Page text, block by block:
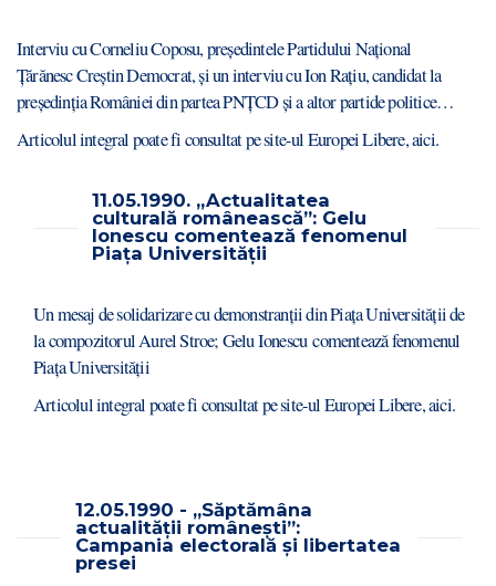
Interviu cu Corneliu Coposu, președintele Partidului Național
Țărănesc Creștin Democrat, și un interviu cu Ion Rațiu, candidat la
președinția României din partea PNȚCD și a altor partide politice…
Articolul integral poate fi consultat pe site-ul Europei Libere,aici.
11.05.1990. „Actualitatea
culturală românească”: Gelu
Ionescu comentează fenomenul
Piața Universității
Un mesaj de solidarizare cu demonstranții din Piața Universității de
la compozitorul Aurel Stroe; Gelu Ionescu comentează fenomenul
Piața Universității
Articolul integral poate fi consultat pe site-ul Europei Libere,aici.
12.05.1990 - „Săptămâna
actualității românești”:
Campania electorală și libertatea
presei